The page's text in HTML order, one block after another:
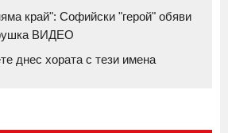
край": Софийски "герой" обяви
ВИДЕО
днес хората с тези имена